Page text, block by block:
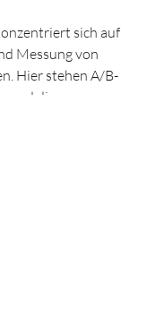
sich auf
Messung von
Hier stehen A/B-
und die